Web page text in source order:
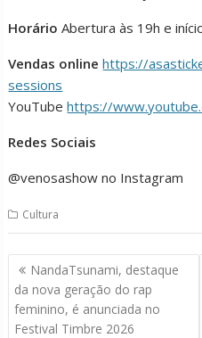
HorárioAbertura às 19h e
Vendas online https://
sessions
YouTubehttps://
Redes Sociais
@venosashow no Instagram
Cultura
Navegação
de
Post
NandaTsunami, destaque
da nova geração do rap
feminino, é anunciada no
Festival Timbre 2026